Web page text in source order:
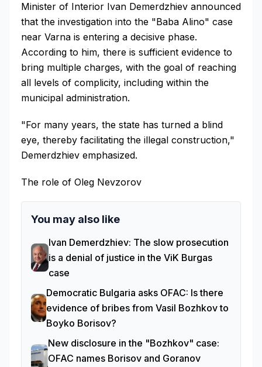
Minister of Interior Ivan Demerdzhiev announced
that the investigation into the "Baba Alino" case
near Varna is entering a decisive phase.
According to him, there is sufficient evidence to
bring multiple charges, with the goal of reaching
all levels of complicity, including within the
municipal administration.
"For many years, the state has turned a blind
eye, thereby facilitating the illegal construction,"
Demerdzhiev emphasized.
The role of Oleg Nevzorov
You may also like
Ivan Demerdzhiev: The slow prosecution
is a denial of justice in the ViK Burgas
case
Democratic Bulgaria asks OFAC: Is there
evidence of bribes from Vasil Bozhkov to
Boyko Borisov?
New disclosure in the "Bozhkov" case:
OFAC names Borisov and Goranov